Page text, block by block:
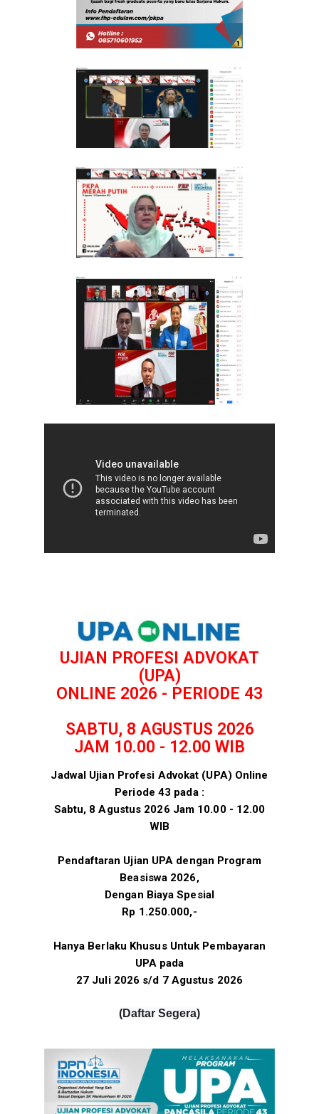
UJIAN PROFESI ADVOKAT
(UPA)
ONLINE 2026 - PERIODE 43
SABTU, 8 AGUSTUS 2026
JAM 10.00 - 12.00 WIB
Jadwal Ujian Profesi Advokat (UPA) Online
Periode 43 pada :
Sabtu, 8 Agustus 2026 Jam 10.00 - 12.00
WIB
Pendaftaran Ujian UPA dengan Program
Beasiswa 2026,
Dengan Biaya Spesial
Rp 1.250.000,-
Hanya Berlaku Khusus Untuk Pembayaran
UPA pada
27 Juli 2026 s/d 7 Agustus 2026
(Daftar Segera)